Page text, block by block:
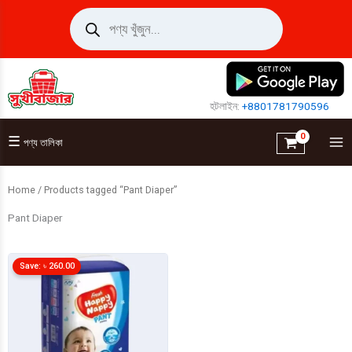
Products
search
হটলাইন:+8801781790596
☰ পণ্য তালিকা
Home / Products tagged “Pant Diaper”
Pant Diaper
Save: ৳ 260.00